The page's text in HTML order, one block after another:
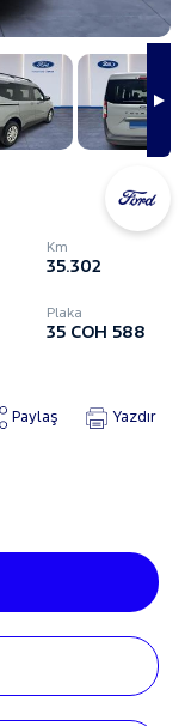
Km
35.302
Plaka
35 COH 588
Paylaş Yazdır